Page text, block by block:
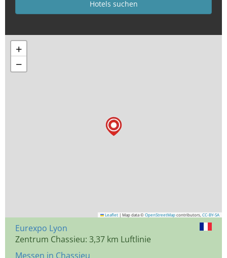
+
−
Leaflet | Map data © OpenStreetMap contributors, CC-BY-SA
Eurexpo Lyon
Zentrum Chassieu: 3,37 km Luftlinie
Messen in Chassieu